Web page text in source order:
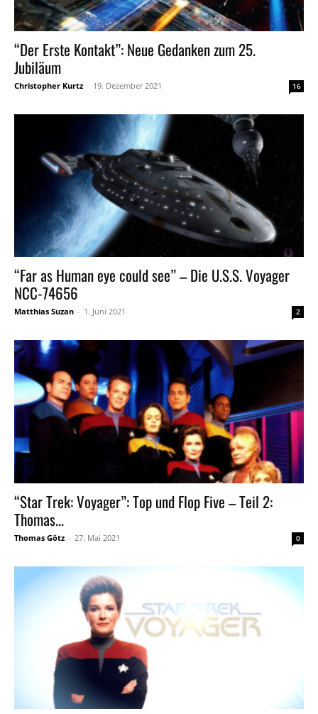
“Der Erste Kontakt”: Neue Gedanken zum 25.
Jubiläum
Christopher Kurtz - 19. Dezember 2021 16
“Far as Human eye could see” – Die U.S.S. Voyager
NCC-74656
Matthias Suzan - 1. Juni 2021 2
“Star Trek: Voyager”: Top und Flop Five – Teil 2:
Thomas...
Thomas Götz - 27. Mai 2021 0